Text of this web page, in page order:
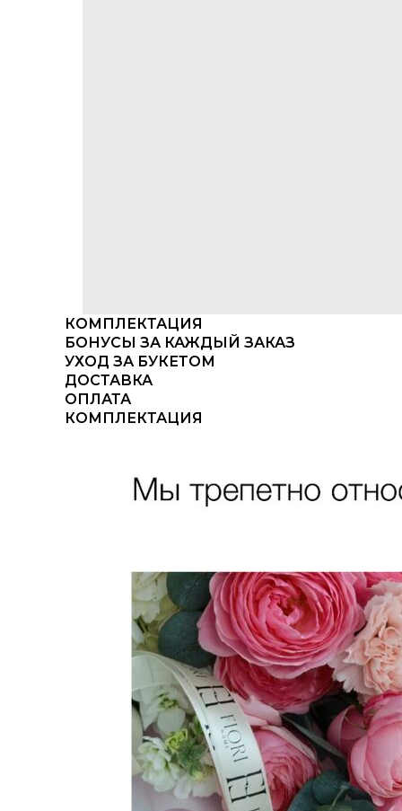
КОМПЛЕКТАЦИЯ
БОНУСЫ ЗА КАЖДЫЙ ЗАКАЗ
УХОД ЗА БУКЕТОМ
ДОСТАВКА
ОПЛАТА
КОМПЛЕКТАЦИЯ